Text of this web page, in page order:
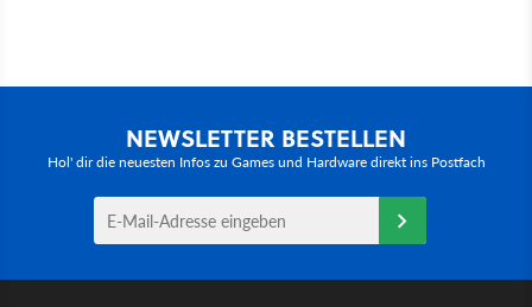
NEWSLETTER BESTELLEN
Hol' dir die neuesten Infos zu Games und Hardware direkt ins Postfach